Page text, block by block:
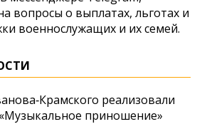
вопросы о выплатах, льготах и
военнослужащих и их семей.
реализовали
приношение»